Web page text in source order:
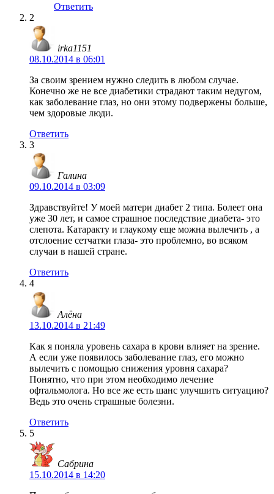
Ответить
2
irka1151
08.10.2014 в 06:01
За своим зрением нужно следить в любом случае.
Конечно же не все диабетики страдают таким недугом,
как заболевание глаз, но они этому подвержены больше,
чем здоровые люди.
Ответить
3
Галина
09.10.2014 в 03:09
Здравствуйте! У моей матери диабет 2 типа. Болеет она
уже 30 лет, и самое страшное последствие диабета- это
слепота. Катаракту и глаукому еще можна вылечить , а
отслоение сетчатки глаза- это проблемно, во всяком
случаи в нашей стране.
Ответить
4
Алёна
13.10.2014 в 21:49
Как я поняла уровень сахара в крови влияет на зрение.
А если уже появилось заболевание глаз, его можно
вылечить с помощью снижения уровня сахара?
Понятно, что при этом необходимо лечение
офтальмолога. Но все же есть шанс улучшить ситуацию?
Ведь это очень страшные болезни.
Ответить
5
Сабрина
15.10.2014 в 14:20